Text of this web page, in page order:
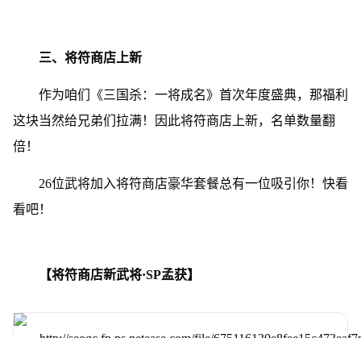
三、将符商店上新
作为咱们《三国杀：一将成名》首次年度盛典，那福利
这块当然给兄弟们拉满！因此将符商店上新，名单数量翻
倍！
26位武将加入将符商店豪华套餐总有一位吸引你！快看
看吧！
【将符商店新武将·SP孟获】